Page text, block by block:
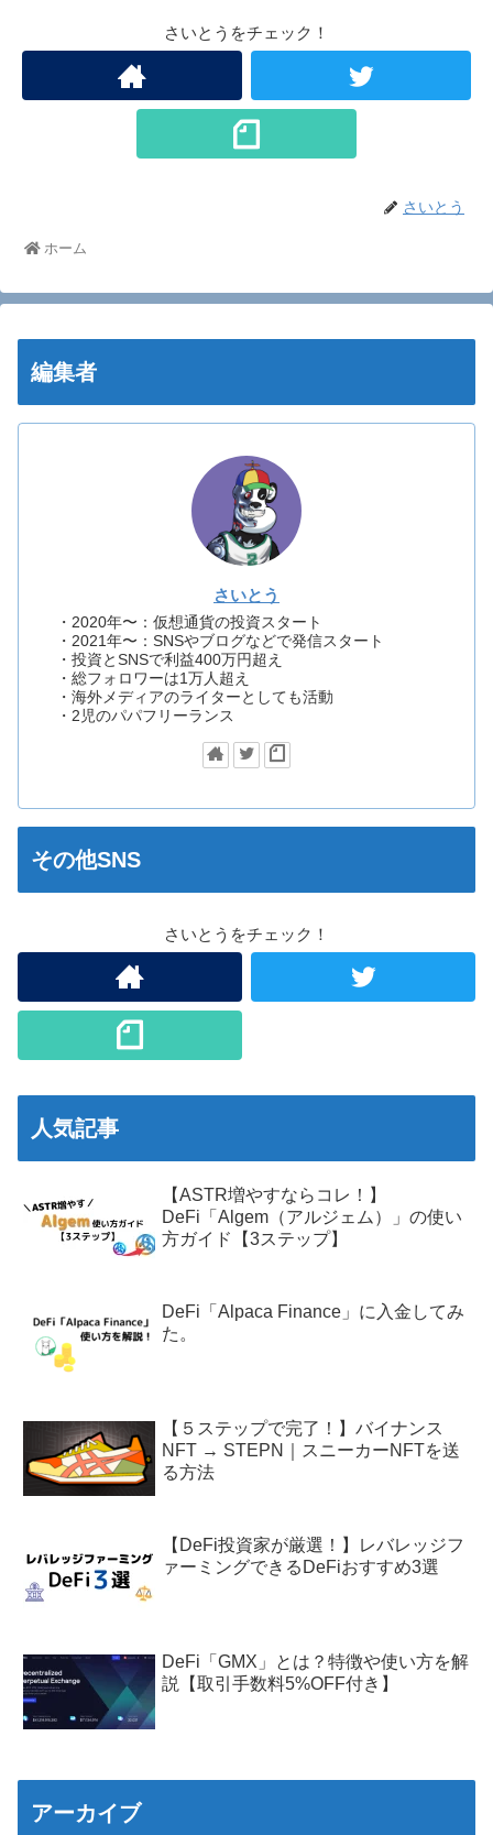
さいとうをチェック！
さいとう
ホーム
編集者
さいとう
・2020年〜：仮想通貨の投資スタート
・2021年〜：SNSやブログなどで発信スタート
・投資とSNSで利益400万円超え
・総フォロワーは1万人超え
・海外メディアのライターとしても活動
・2児のパパフリーランス
その他SNS
さいとうをチェック！
人気記事
【ASTR増やすならコレ！】
DeFi「Algem（アルジェム）」の使い
方ガイド【3ステップ】
DeFi「Alpaca Finance」に入金してみ
た。
【５ステップで完了！】バイナンス
NFT → STEPN｜スニーカーNFTを送
る方法
【DeFi投資家が厳選！】レバレッジフ
ァーミングできるDeFiおすすめ3選
DeFi「GMX」とは？特徴や使い方を解
説【取引手数料5%OFF付き】
アーカイブ